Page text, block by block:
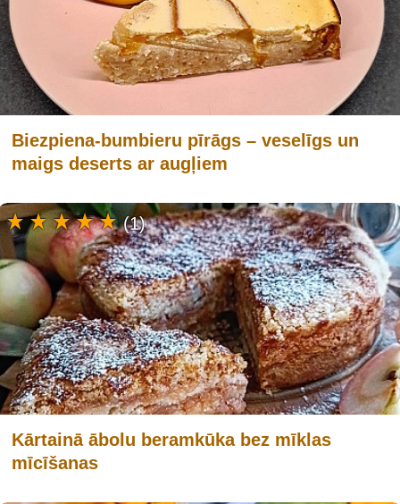
Biezpiena-bumbieru pīrāgs – veselīgs un
maigs deserts ar augļiem
Kārtainā ābolu beramkūka bez mīklas
mīcīšanas
(1)